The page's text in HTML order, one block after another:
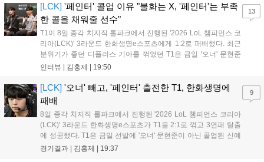
[LCK] '페인터' 콜업 이유 "불화는 X, '페인터'는 부족
한 콜을 채워줄 선수"
T1이 8일 종각 치지직 롤파크에서 진행된 '2026 LoL 챔피언스 코
리아(LCK)' 3라운드 한화생명e스포츠에게 1:2로 패배했다. 최근
분위기가 좋던 디플러스 기아를 꺾었던 T1은 금일 '오너' 문현준
을 빼고 신예 '페인터' 김은후를 투입시키는 강수를 뒀으나 결국
즈' 김수환의 인터뷰 내...
인터뷰 | 김홍제 | 19:50
13
[LCK] '오너' 빼고, '페인터' 출전한 T1, 한화생명에
패배
8일 종각 치지직 롤파크에서 진행된 '2026 LoL 챔피언스 코리아
(LCK)' 3라운드 한화생명e스포츠가 T1을 2:1로 꺾고 3연패 탈출
에 성공했다. T1은 금일 선발에 '오너' 문현준이 아닌 콜업된 신예
'페인터' 김은후를 투입했지만, 결국 1:2로 패배하고 말았다. T1은
경기결과 | 김홍제 | 19:37
9